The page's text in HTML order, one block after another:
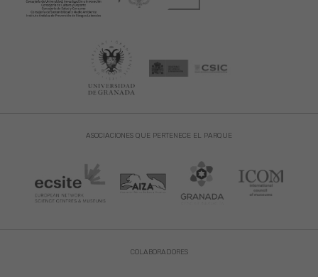
ASOCIACIONES QUE PERTENECE EL PARQUE
COLABORADORES